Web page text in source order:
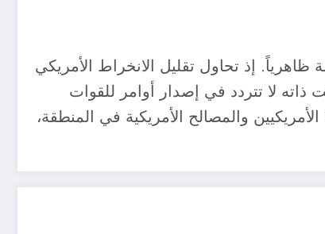
إذ تحاول تقليل الانخراط الأمريكي
لا تتردد في إصدار أوامر للقوات
والمصالح الأمريكية في المنطقة،